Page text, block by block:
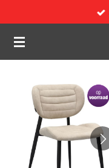
direct
naar